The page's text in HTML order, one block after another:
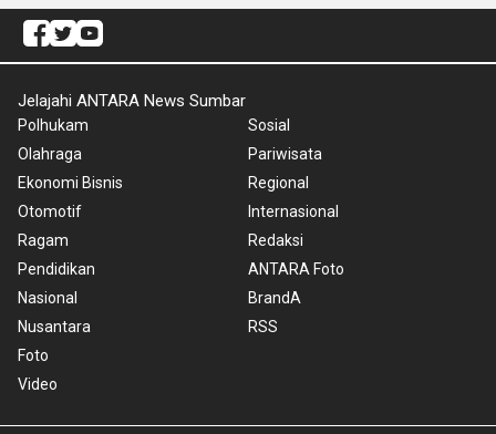
Jelajahi ANTARA News Sumbar
Polhukam
Olahraga
Ekonomi Bisnis
Otomotif
Ragam
Pendidikan
Nasional
Nusantara
Foto
Video
Sosial
Pariwisata
Regional
Internasional
Redaksi
ANTARA Foto
BrandA
RSS